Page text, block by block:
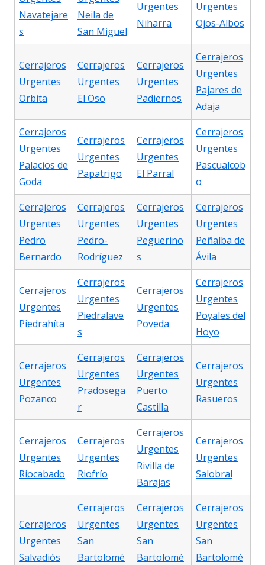
Navatejare
s
Neila de
San Miguel
Urgentes
Niharra
Urgentes
Ojos-Albos
Cerrajeros
Urgentes
Orbita
Cerrajeros
Urgentes
El Oso
Cerrajeros
Urgentes
Padiernos
Cerrajeros
Urgentes
Pajares de
Adaja
Cerrajeros
Urgentes
Palacios de
Goda
Cerrajeros
Urgentes
Papatrigo
Cerrajeros
Urgentes
El Parral
Cerrajeros
Urgentes
Pascualcob
o
Cerrajeros
Urgentes
Pedro
Bernardo
Cerrajeros
Urgentes
Pedro-
Rodríguez
Cerrajeros
Urgentes
Peguerino
s
Cerrajeros
Urgentes
Peñalba de
Ávila
Cerrajeros
Urgentes
Piedrahíta
Cerrajeros
Urgentes
Piedralave
s
Cerrajeros
Urgentes
Poveda
Cerrajeros
Urgentes
Poyales del
Hoyo
Cerrajeros
Urgentes
Pozanco
Cerrajeros
Urgentes
Pradosega
r
Cerrajeros
Urgentes
Puerto
Castilla
Cerrajeros
Urgentes
Rasueros
Cerrajeros
Urgentes
Riocabado
Cerrajeros
Urgentes
Riofrío
Cerrajeros
Urgentes
Rivilla de
Barajas
Cerrajeros
Urgentes
Salobral
Cerrajeros
Urgentes
Salvadiós
Cerrajeros
Urgentes
San
Bartolomé
Cerrajeros
Urgentes
San
Bartolomé
Cerrajeros
Urgentes
San
Bartolomé